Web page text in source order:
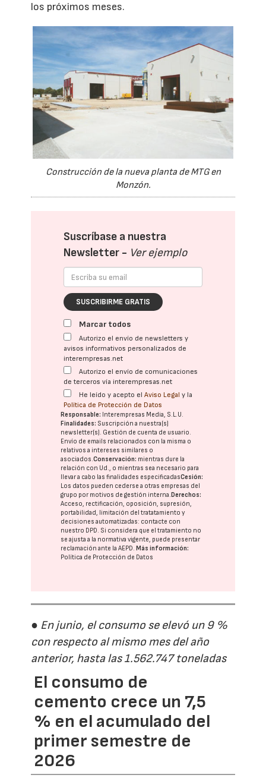
los próximos meses.
Construcción de la nueva planta de MTG en
Monzón.
Suscríbase a nuestra
Newsletter - Ver ejemplo
SUSCRIBIRME GRATIS
Marcar todos
Autorizo el envío de newsletters y
avisos informativos personalizados de
interempresas.net
Autorizo el envío de comunicaciones
de terceros vía interempresas.net
He leído y acepto elAviso Legal y la
Política de Protección de Datos
Responsable: Interempresas Media, S.L.U.
Finalidades: Suscripción a nuestra(s)
newsletter(s). Gestión de cuenta de usuario.
Envío de emails relacionados con la misma o
relativos a intereses similares o
asociados.Conservación: mientras dure la
relación con Ud., o mientras sea necesario para
llevar a cabo las finalidades especificadasCesión:
Los datos pueden cederse a otras empresas del
grupo por motivos de gestión interna.Derechos:
Acceso, rectificación, oposición, supresión,
portabilidad, limitación del tratatamiento y
decisiones automatizadas: contacte con
nuestro DPD. Si considera que el tratamiento no
se ajusta a la normativa vigente, puede presentar
reclamación ante laAEPD.Más información:
Política de Protección de Datos
● En junio, el consumo se elevó un 9 %
con respecto al mismo mes del año
anterior, hasta las 1.562.747 toneladas
El consumo de
cemento crece un 7,5
% en el acumulado del
primer semestre de
2026